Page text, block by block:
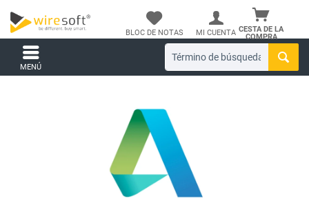
CESTA DE LA
COMPRA
BLOC DE NOTAS MI CUENTA
MENÚ